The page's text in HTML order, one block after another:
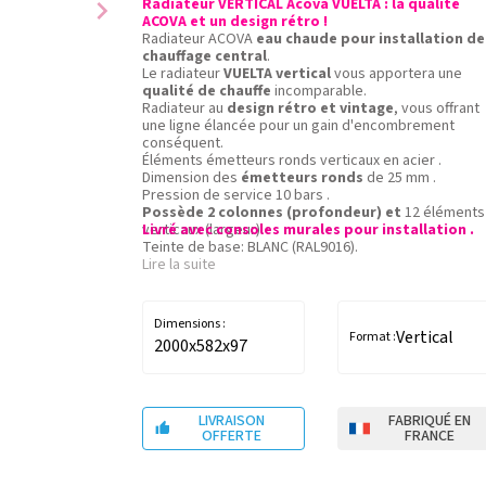
chevron_right
Radiateur VERTICAL Acova VUELTA : la qualité
ACOVA et un design rétro !
Radiateur ACOVA eau chaude pour installation de
chauffage central.
Le radiateurVUELTA verticalvous apportera une
qualité de chauffe incomparable.
Radiateur au design rétro et vintage, vous offrant
une ligne élancée pour un gain d'encombrement
conséquent.
Éléments émetteurs ronds verticaux en acier .
Dimension des émetteurs ronds de 25 mm .
Pression de service 10 bars .
Possède 2 colonnes (profondeur) et 12 éléments
verticaux (largeur).
Teinte de base: BLANC (RAL9016).
Couleurs ACOVA en option.
Livré avec consoles murales pour installation .
Lire la suite
Dimensions :
2000x582x97 Format :Vertical
 LIVRAISON
OFFERTE
FABRIQUÉ EN
FRANCE